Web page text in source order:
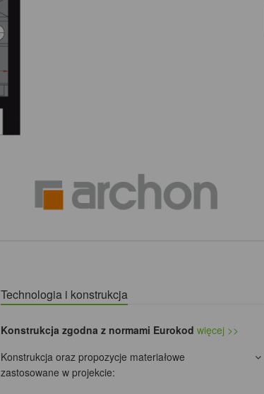
Technologia i konstrukcja
Konstrukcja zgodna z normami Eurokod więcej >>
Konstrukcja oraz propozycje materiałowe
zastosowane w projekcie: